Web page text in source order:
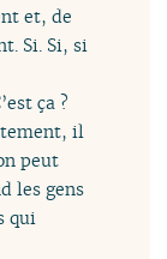
et, de
Si. Si, si
ça ?
il
peut
les gens
qui